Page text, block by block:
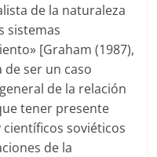
de la naturaleza
sistemas
[Graham (1987),
de ser un caso
de la relación
tener presente
soviéticos
de la